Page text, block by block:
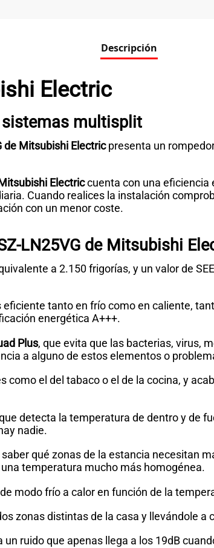
Descripción
Electric
sistemas multisplit
de Mitsubishi Electricpresenta un
Electriccuenta con una eficiencia
Cuando realices la instalación
con un menor coste.
LN25VG de Mitsubishi
a 2.150 frigorías, y un valor de
tanto en frío como en caliente,
energética A+++.
Plus, que evita que las bacterias, virus,
a alguno de estos elementos o
el del tabaco o el de la cocina, y
detecta la temperatura de dentro y de
nadie.
qué zonas de la estancia necesitan
temperatura mucho más homogénea.
modo frío a calor en función de la
zonas distintas de la casa y llevándole a
un ruido que apenas llega a los 19dB